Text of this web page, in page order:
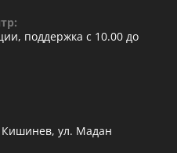
поддержка с 10.00 до
ул. Мадан